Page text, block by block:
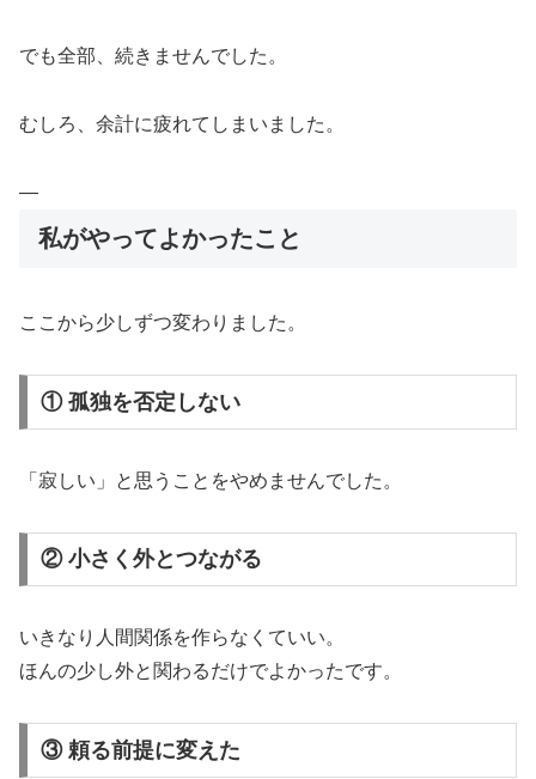
でも全部、続きませんでした。
むしろ、余計に疲れてしまいました。
—
私がやってよかったこと
ここから少しずつ変わりました。
① 孤独を否定しない
「寂しい」と思うことをやめませんでした。
② 小さく外とつながる
いきなり人間関係を作らなくていい。
ほんの少し外と関わるだけでよかったです。
③ 頼る前提に変えた